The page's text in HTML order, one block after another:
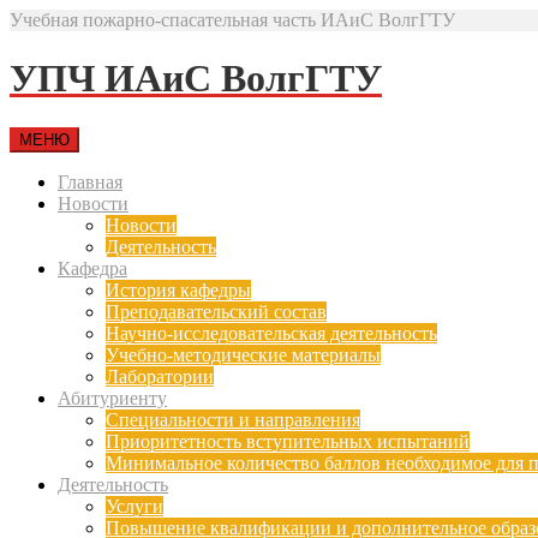
Учебная пожарно-спасательная часть ИАиС ВолгГТУ
УПЧ ИАиС ВолгГТУ
МЕНЮ
Главная
Новости
Новости
Деятельность
Кафедра
История кафедры
Преподавательский состав
Научно-исследовательская деятельность
Учебно-методические материалы
Лаборатории
Абитуриенту
Специальности и направления
Приоритетность вступительных испытаний
Минимальное количество баллов необходимое для
Деятельность
Услуги
Повышение квалификации и дополнительное